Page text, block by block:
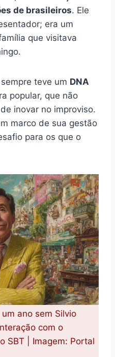
de brasileiros. Ele
era um
que visitava
teve um DNA
popular, que não
inovar no improviso.
marco de sua gestão
para os que o
ano sem Silvio
com o
SBT | Imagem: Portal